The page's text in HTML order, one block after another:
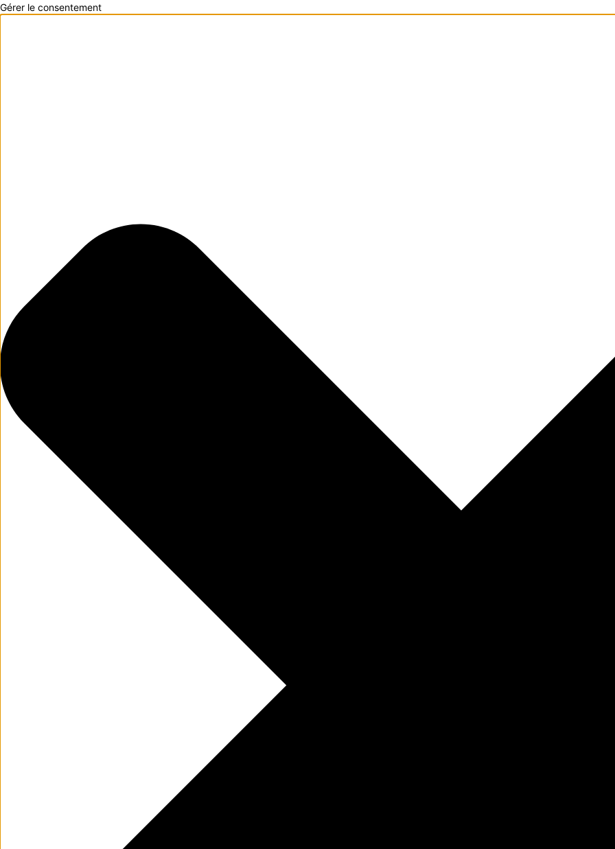
Gérer le consentement